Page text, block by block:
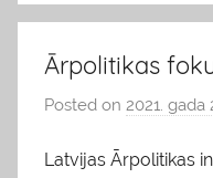
Ārpolitikas
Posted on 2021. gada
Latvijas Ārpolitikas